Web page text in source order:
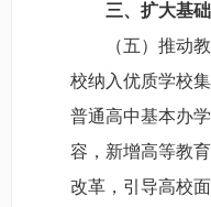
三、扩大基
（五）推动
校纳入优质学校
普通高中基本办
容，新增高等教
改革，引导高校